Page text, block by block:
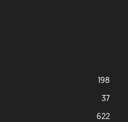
198
37
622